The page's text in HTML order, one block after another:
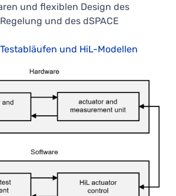
und flexiblen Design des
und des dSPACE
und HiL-Modellen